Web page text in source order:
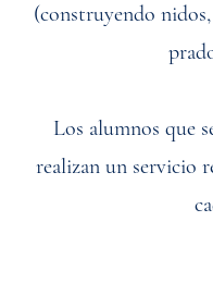
(construyendo
Los alumnos que
realizan un servicio